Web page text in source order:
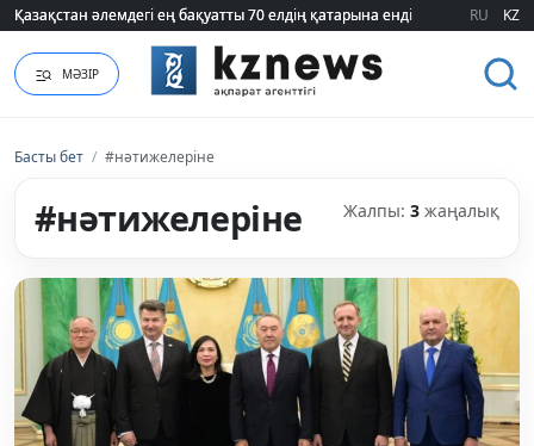
Қазақстан әлемдегі ең бақуатты 70 елдің қатарына енді
Қазақстан әлемдегі ең бақуатты 70 елдің қатарына енді RU KZ
МӘЗІР
Басты бет / #нәтижелеріне
#нәтижелеріне Жалпы: 3 жаңалық